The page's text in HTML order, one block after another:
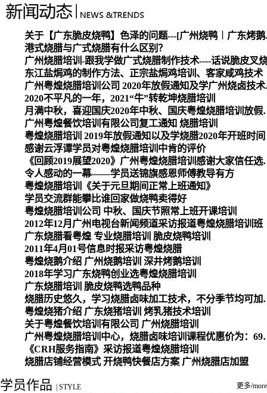
关于【广
港式烧腊与广式烧腊有什么区别？
广州烧腊培训-跟我学做广式烧腊制作技术----话说脆皮叉
东江盐焗鸡的制作方法、正宗盐焗鸡培训、客家咸鸡技术
广州粤煌
2020不平凡的一年，2021“牛”转乾坤烧腊培训
月满中秋，喜迎
广州粤煌餐饮培训有限公司复工通知 烧腊培训
粤煌烧腊培训 2019年放假通知以及学烧腊2020年开班时间
感谢云浮谭学员对粤煌烧腊培训中肯的评价
《回顾2019展望
令人感动的一幕——学员送锦旗感恩师傅教导有方
粤煌烧腊培训《关于元旦期间正常上班通知》
学员交流群能攀比谁回家做烧鸭卖得好
粤煌烧腊培训公司 中秋、国庆节照常上班开课培训
2012年12月广州电视台新闻频道采访报道粤煌烧腊培训班
广东烧腊看粤煌 专业烧腊培训 脆皮烧鸭培训
2011年4月01号信息时报采访粤煌烧腊
粤煌烧鹅介绍 广州烧鹅培训 深井烤鹅培训
2018年学习广东烧鸭创业选粤煌烧腊培训
广东烧腊培训 脆皮烧鸭选鸭品种
烧腊历史悠久，学习
粤煌烧猪介绍 广东烧猪培训 烤乳猪技术培训
关于粤煌餐饮培训有限公司 广州烧腊培训
广州粤煌烧腊培训中心，烧腊卤味培训课程优惠价为：6980元
《CRH服务指南》采访报道粤煌烧腊培训
烧腊店铺经营模式 开烧鸭快餐店方案 广州烧腊店加盟
学员作品 STYLE 更多/more